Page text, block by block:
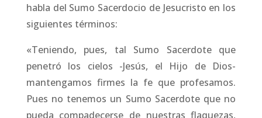
habla del Sumo Sacerdocio de Jesucristo en los
siguientes términos:
«Teniendo, pues, tal Sumo Sacerdote que
penetró los cielos -Jesús, el Hijo de Dios-
mantengamos firmes la fe que profesamos.
Pues no tenemos un Sumo Sacerdote que no
pueda compadecerse de nuestras flaquezas,